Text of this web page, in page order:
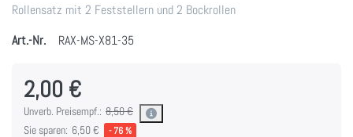
Rollensatz mit 2 Feststellern und 2 Bockrollen
Art.-Nr.
RAX-MS-X81-35
2,00 €
Unverb. Preisempf.: 8,50 €
Sie sparen: 6,50 € - 76 %